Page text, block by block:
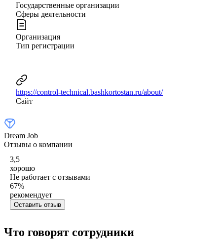
Государственные организации
Сферы деятельности
Организация
Тип регистрации
https://control-technical.bashkortostan.ru/about/
Сайт
Dream Job
Отзывы о компании
3,5
хорошо
Не работает с отзывами
67%
рекомендует
Оставить отзыв
Что говорят сотрудники